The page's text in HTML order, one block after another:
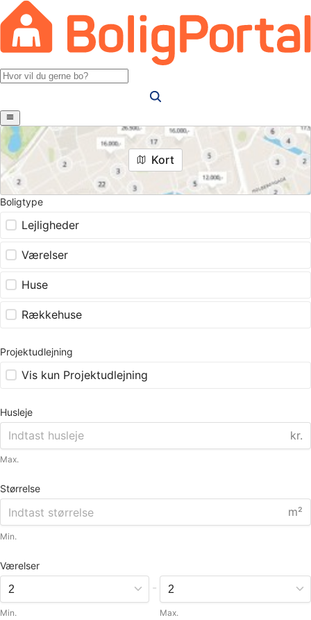
Kort
Boligtype
Lejligheder
Værelser
Huse
Rækkehuse
Projektudlejning
Vis kun Projektudlejning
Husleje
kr.
Max.
Størrelse
m²
Min.
Værelser
Min.
-
Max.